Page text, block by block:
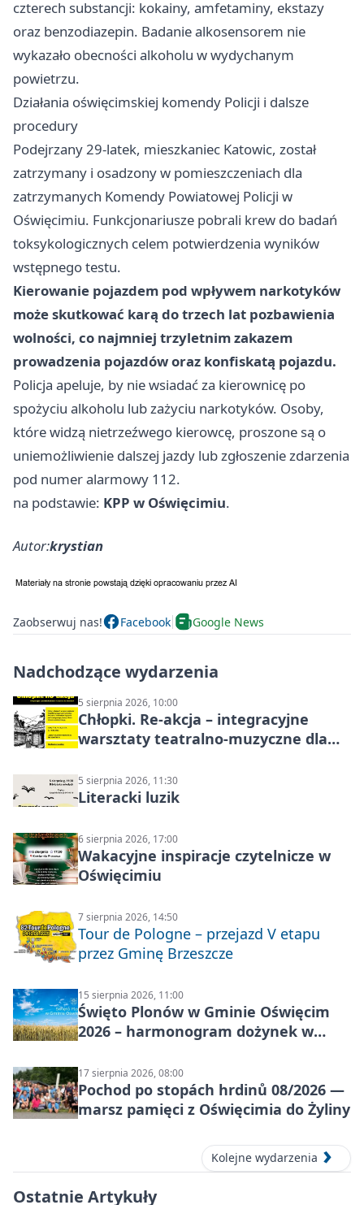
czterech substancji: kokainy, amfetaminy, ekstazy
oraz benzodiazepin. Badanie alkosensorem nie
wykazało obecności alkoholu w wydychanym
powietrzu.
Działania oświęcimskiej komendy Policji i dalsze
procedury
Podejrzany 29‑latek, mieszkaniec Katowic, został
zatrzymany i osadzony w pomieszczeniach dla
zatrzymanych Komendy Powiatowej Policji w
Oświęcimiu. Funkcjonariusze pobrali krew do badań
toksykologicznych celem potwierdzenia wyników
wstępnego testu.
Kierowanie pojazdem pod wpływem narkotyków
może skutkować karą do trzech lat pozbawienia
wolności, co najmniej trzyletnim zakazem
prowadzenia pojazdów oraz konfiskatą pojazdu.
Policja apeluje, by nie wsiadać za kierownicę po
spożyciu alkoholu lub zażyciu narkotyków. Osoby,
które widzą nietrzeźwego kierowcę, proszone są o
uniemożliwienie dalszej jazdy lub zgłoszenie zdarzenia
pod numer alarmowy 112.
na podstawie: KPP w Oświęcimiu.
Autor:krystian
Zaobserwuj nas! Facebook Google News
Nadchodzące wydarzenia
5 sierpnia 2026, 10:00
Chłopki. Re-akcja – integracyjne
warsztaty teatralno-muzyczne dla
5 sierpnia 2026, 11:30
Literacki luzik
6 sierpnia 2026, 17:00
Wakacyjne inspiracje czytelnicze w
Oświęcimiu
7 sierpnia 2026, 14:50
Tour de Pologne – przejazd V etapu
przez Gminę Brzeszcze
15 sierpnia 2026, 11:00
Święto Plonów w Gminie Oświęcim
2026 – harmonogram dożynek w
17 sierpnia 2026, 08:00
Pochod po stopách hrdinů 08/2026 —
marsz pamięci z Oświęcimia do Żyliny
Kolejne wydarzenia
Ostatnie Artykuły